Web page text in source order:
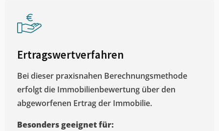
Ertragswertverfahren
Bei dieser praxisnahen Berechnungsmethode
erfolgt die Immobilienbewertung über den
abgeworfenen Ertrag der Immobilie.
Besonders geeignet für: